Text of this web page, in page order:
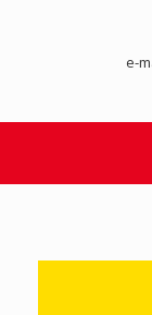
e-